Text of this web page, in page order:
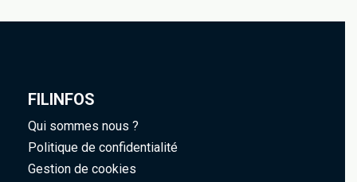
FILINFOS
Qui sommes nous ?
Politique de confidentialité
Gestion de cookies